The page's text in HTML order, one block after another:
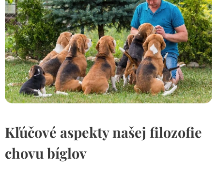
Kľúčové aspekty našej filozofie
chovu bíglov